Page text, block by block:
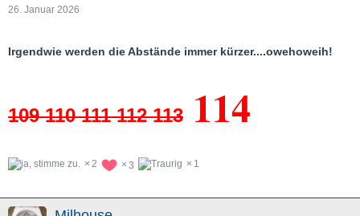
26. Januar 2026
Irgendwie werden die Abstände immer kürzer....owehoweih!
109 110 111 112 113 114
2 3 1